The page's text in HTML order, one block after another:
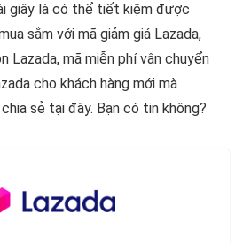
giây là có thể tiết kiệm được
sắm với mã giảm giá Lazada,
Lazada, mã miễn phí vận chuyển
cho khách hàng mới mà
sẻ tại đây. Bạn có tin không?